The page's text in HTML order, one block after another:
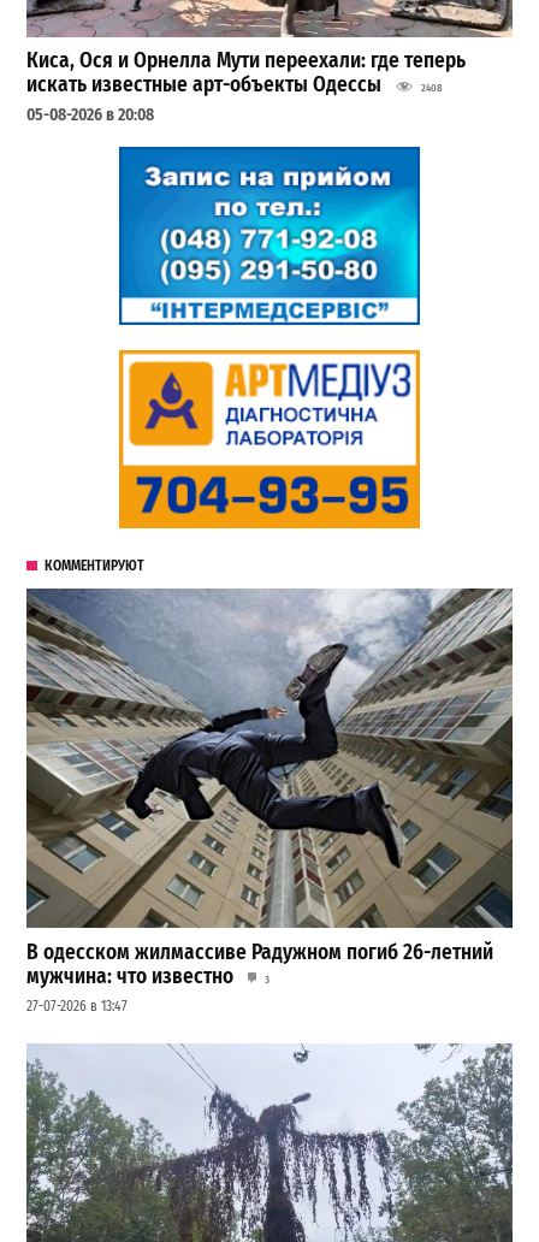
Киса, Ося и Орнелла Мути переехали: где теперь
искать известные арт-объекты Одессы
2408
05-08-2026 в 20:08
КОММЕНТИРУЮТ
В одесском жилмассиве Радужном погиб 26-летний
мужчина: что известно
3
27-07-2026 в 13:47